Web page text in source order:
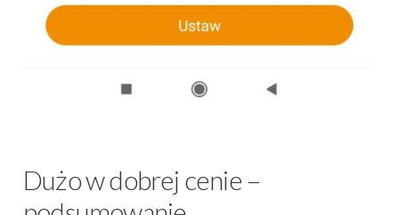
Dużo w dobrej cenie –